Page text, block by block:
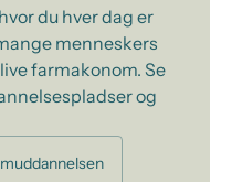
du hver dag er
menneskers
farmakonom. Se
og